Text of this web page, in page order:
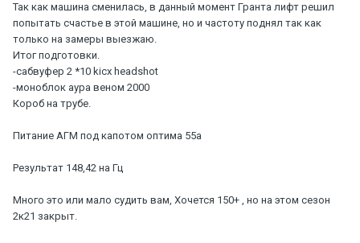
Так как машина сменилась, в данный момент Гранта лифт решил
попытать счастье в этой машине, но и частоту поднял так как
только на замеры выезжаю.
Итог подготовки.
-сабвуфер 2 *10 kicx headshot
-моноблок аура веном 2000
Короб на трубе.
Питание АГМ под капотом оптима 55а
Результат 148,42 на Гц
Много это или мало судить вам, Хочется 150+ , но на этом сезон
2к21 закрыт.